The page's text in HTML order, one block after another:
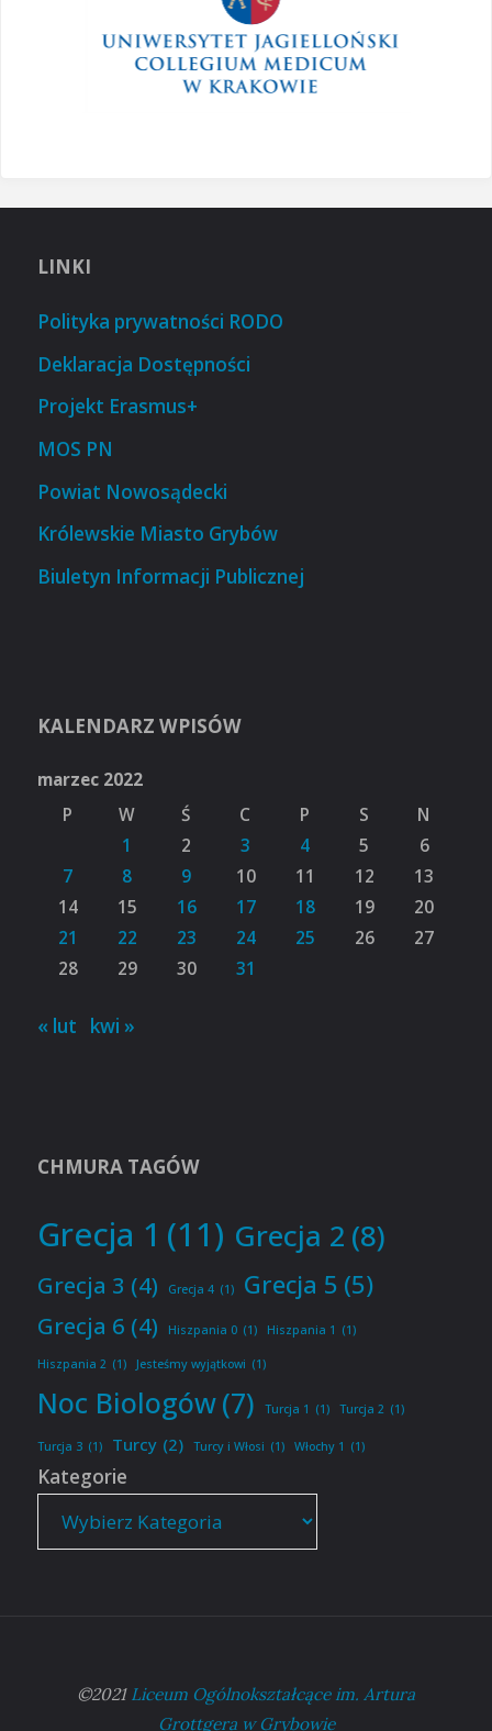
LINKI
Polityka prywatności RODO
Deklaracja Dostępności
Projekt Erasmus+
MOS PN
Powiat Nowosądecki
Królewskie Miasto Grybów
Biuletyn Informacji Publicznej
KALENDARZ WPISÓW
marzec 2022
P
W Ś C P S
N
1
2 3 4 5
6
7
8 9 10 11 12
13
14
15 16 17 18 19
20
21
22 23 24 25 26
27
28
29 30 31
« lut kwi »
CHMURA TAGÓW
Grecja 1 (11) Grecja 2 (8)
Grecja 3 (4) Grecja 4 (1) Grecja 5 (5)
Grecja 6 (4) Hiszpania 0 (1) Hiszpania 1 (1)
Hiszpania 2 (1) Jesteśmy wyjątkowi (1)
Noc Biologów(7) Turcja 1 (1) Turcja 2 (1)
Turcja 3 (1) Turcy (2) Turcy i Włosi (1) Włochy 1 (1)
Kategorie
©2021 Liceum Ogólnokształcące im. Artura
Grottgera w Grybowie